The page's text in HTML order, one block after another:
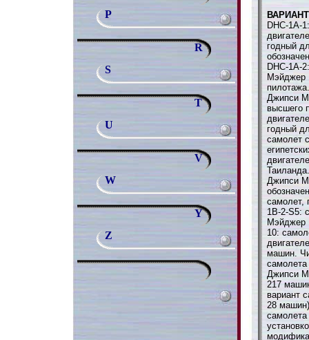
P
R
S
T
U
V
W
Y
Z
DHC-1A-
годный
DHC-1A-
Мэйджер
Джипси
высшего
годный
самолет
Джипси
самолет,
1В-2-S5:
Мэйджер
10:
машин.
Джипси
217
вариант
28